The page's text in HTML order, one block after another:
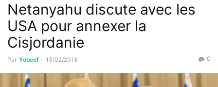
Netanyahu discute avec les
USA pour annexer la
Cisjordanie
Par Youcef - 13/02/2018 0